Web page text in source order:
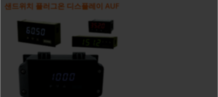
샌드위치 플러그온 디스플레이 AUF